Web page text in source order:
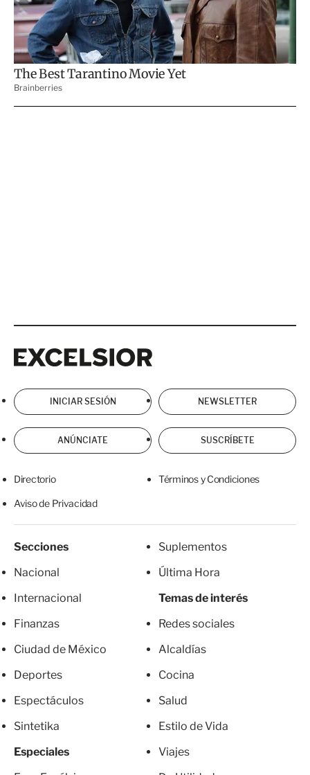
INICIAR SESIÓN NEWSLETTER
ANÚNCIATE SUSCRÍBETE
Directorio Términos y Condiciones
Aviso de Privacidad
Secciones
Nacional
Internacional
Finanzas
Ciudad de México
Deportes
Espectáculos
Sintetika
Especiales
Suplementos
Última Hora
Temas de interés
Redes sociales
Alcaldías
Cocina
Salud
Estilo de Vida
Viajes